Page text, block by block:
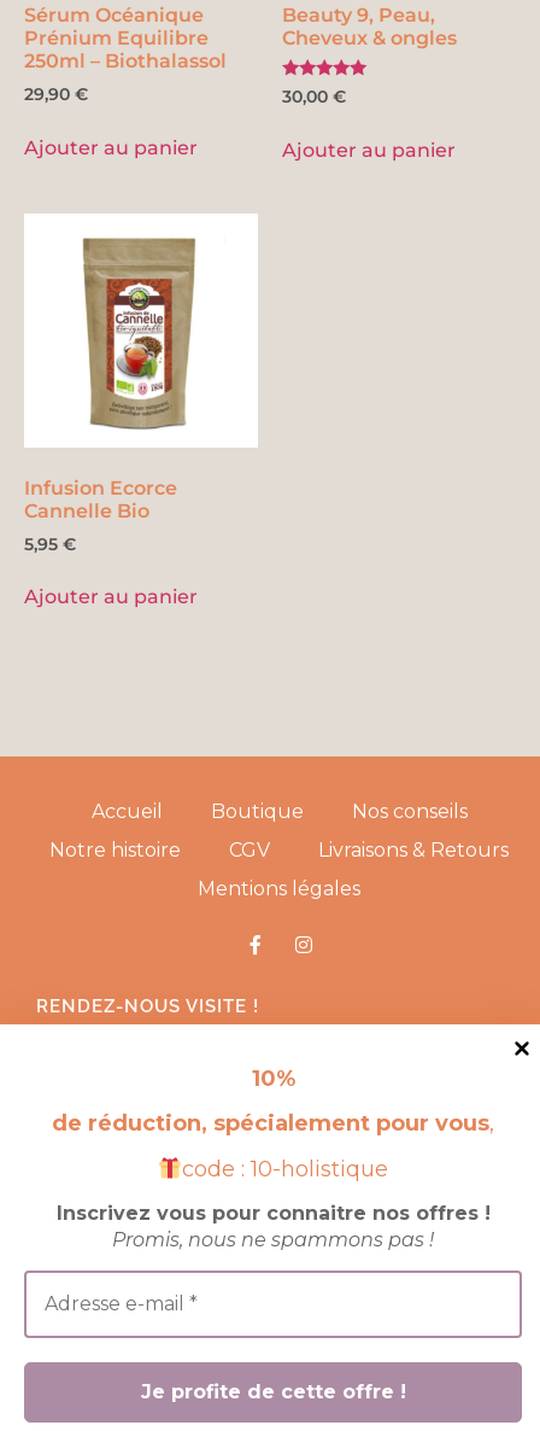
10%
de réduction, spécialement pour vous,
code : 10-holistique
Inscrivez vous pour connaitre nos offres !
Promis, nous ne spammons pas !
Sérum Océanique
Prénium Equilibre
250ml – Biothalassol
29,90 €
Ajouter au panier
Beauty 9, Peau,
Cheveux & ongles
Note
5.00
30,00 €
Ajouter au panier
Infusion Ecorce
Cannelle Bio
5,95 €
Ajouter au panier
Accueil Boutique
Nos conseils
Notre histoire
CGV
Livraisons & Retours
Mentions légales
RENDEZ-NOUS VISITE !